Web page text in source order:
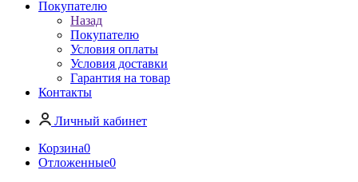
Покупателю
Назад
Покупателю
Условия оплаты
Условия доставки
Гарантия на товар
Контакты
Личный кабинет
Корзина0
Отложенные0